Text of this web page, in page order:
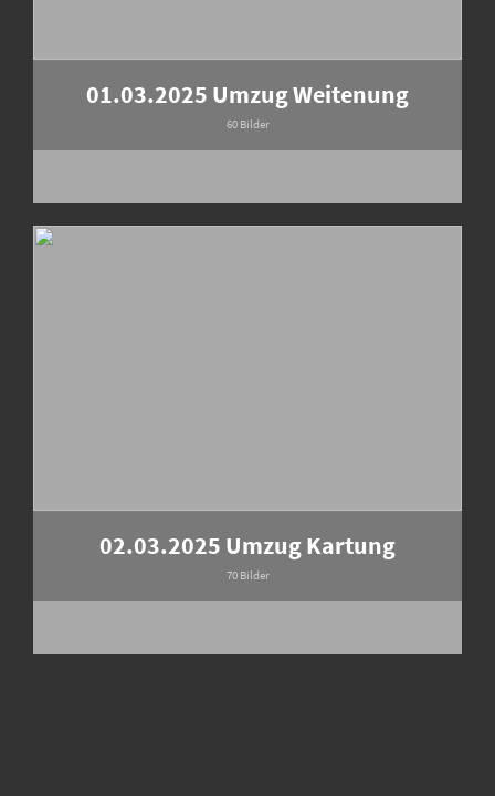
01.03.2025 Umzug Weitenung
60 Bilder
02.03.2025 Umzug Kartung
70 Bilder